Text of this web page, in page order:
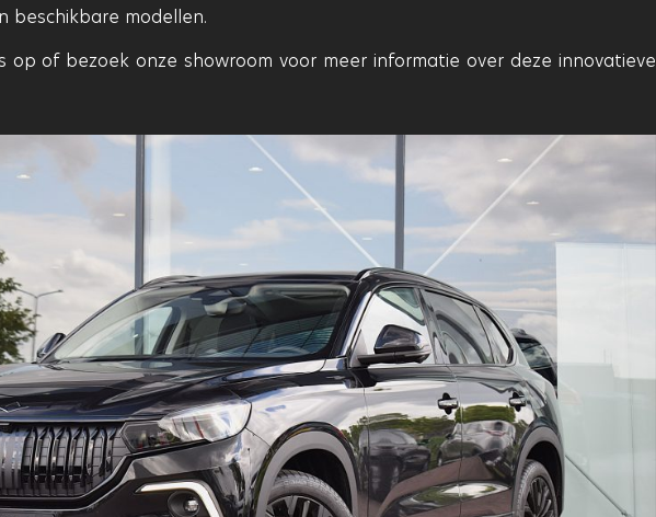
beschikbare modellen.
op of bezoek onze showroom voor meer informatie over deze innovatieve